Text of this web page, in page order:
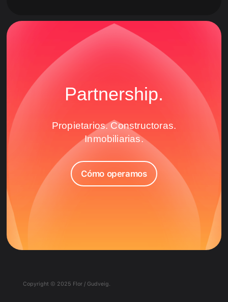
Partnership.
Propietarios. Constructoras.
Inmobiliarias.
Cómo operamos
Copyright © 2025 Flor / Gudveig.